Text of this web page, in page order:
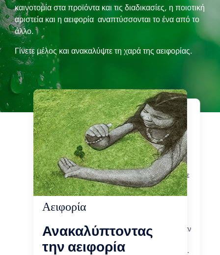
καινοτομία στα προϊόντα και τις διαδικασίες, η ποιοτική
αριστεία και η αειφορία αναπτύσσονται το ένα από το
άλλο.
Γίνετε μέλος και ανακαλύψτε τη χαρά της αειφορίας.
Αειφορία
Ανακαλύπτοντας
την αειφορία
Προϊόντα
Οι πιστοποιήσεις
μας
Πιάστε ένα φλιτζάνι καφέ και
απολαύστε την εμπειρία Lavazza. Είτε
πρόκειται για τις αγαπημένες σας
κάψουλες A Modo Mio, είτε για τους
αλεσμένους ή ολόκληρους κόκκους
ζείτε με βιώσιμο τρόπο, ακόμα και όταν
πίνετε τον πρώτο καφέ της ημέρας.
Δείτε τις πιστοποιήσεις αειφορίας μας.